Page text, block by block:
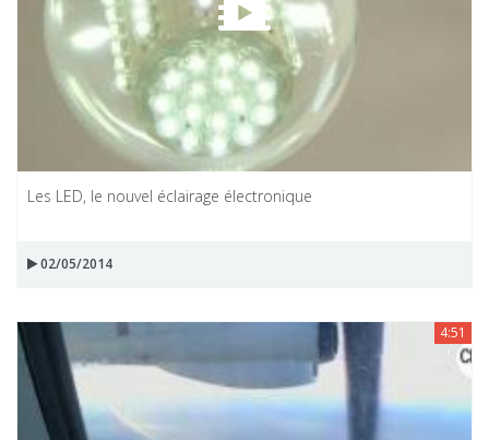
Les LED, le nouvel éclairage électronique
02/05/2014
4:51